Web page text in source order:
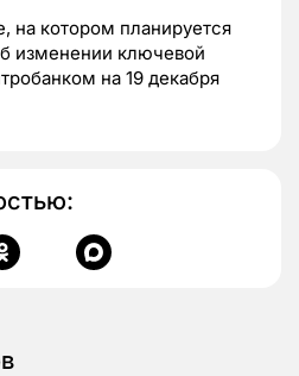
на котором планируется
изменении ключевой
на 19 декабря